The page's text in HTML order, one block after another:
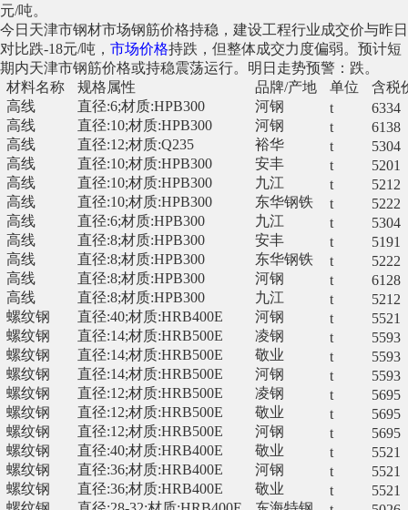
元/吨。
今日天津市钢材市场钢筋价格持稳，建设工程行业成交价与昨日
对比跌-18元/吨， 市场价格持跌，但整体成交力度偏弱。预计短
期内天津市钢筋价格或持稳震荡运行。明日走势预警：跌。
材料名称
规格属性 品牌/产地 单位
含税
高线
直径:6;材质:HPB300 河钢 t
6334
高线
直径:10;材质:HPB300 河钢 t
6138
高线
直径:12;材质:Q235 裕华 t
5304
高线
直径:10;材质:HPB300 安丰 t
5201
高线
直径:10;材质:HPB300 九江 t
5212
高线
直径:10;材质:HPB300 东华钢铁 t
5222
高线
直径:6;材质:HPB300 九江 t
5304
高线
直径:8;材质:HPB300 安丰 t
5191
高线
直径:8;材质:HPB300 东华钢铁 t
5222
高线
直径:8;材质:HPB300 河钢 t
6128
高线
直径:8;材质:HPB300 九江 t
5212
螺纹钢
直径:40;材质:HRB400E 河钢 t
5521
螺纹钢
直径:14;材质:HRB500E 凌钢 t
5593
螺纹钢
直径:14;材质:HRB500E 敬业 t
5593
螺纹钢
直径:14;材质:HRB500E 河钢 t
5593
螺纹钢
直径:12;材质:HRB500E 凌钢 t
5695
螺纹钢
直径:12;材质:HRB500E 敬业 t
5695
螺纹钢
直径:12;材质:HRB500E 河钢 t
5695
螺纹钢
直径:40;材质:HRB400E 敬业 t
5521
螺纹钢
直径:36;材质:HRB400E 河钢 t
5521
螺纹钢
直径:36;材质:HRB400E 敬业 t
5521